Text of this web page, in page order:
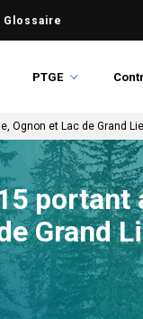
Glossaire
PTGE
Ognon et Lac de Grand
portant
Grand